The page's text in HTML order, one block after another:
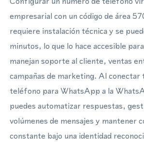
empresarial con un código de área
requiere instalación técnica y se
minutos, lo que lo hace accesible
manejan soporte al cliente, ventas
campañas de marketing. Al conectar
teléfono para WhatsApp a la
puedes automatizar respuestas,
volúmenes de mensajes y mantener
constante bajo una identidad